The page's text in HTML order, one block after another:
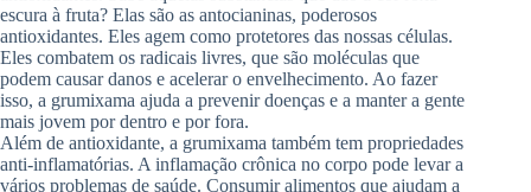
escura à fruta? Elas são as antocianinas, poderosos
antioxidantes. Eles agem como protetores das nossas células.
Eles combatem os radicais livres, que são moléculas que
podem causar danos e acelerar o envelhecimento. Ao fazer
isso, a grumixama ajuda a prevenir doenças e a manter a gente
mais jovem por dentro e por fora.
Além de antioxidante, a grumixama também tem propriedades
anti-inflamatórias. A inflamação crônica no corpo pode levar a
vários problemas de saúde. Consumir alimentos que ajudam a